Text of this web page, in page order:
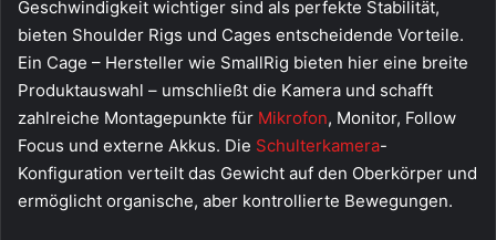
Geschwindigkeit wichtiger sind als perfekte Stabilität,
bieten Shoulder Rigs und Cages entscheidende Vorteile.
Ein Cage – Hersteller wie SmallRig bieten hier eine breite
Produktauswahl – umschließt die Kamera und schafft
zahlreiche Montagepunkte für Mikrofon, Monitor, Follow
Focus und externe Akkus. Die Schulterkamera-
Konfiguration verteilt das Gewicht auf den Oberkörper und
ermöglicht organische, aber kontrollierte Bewegungen.